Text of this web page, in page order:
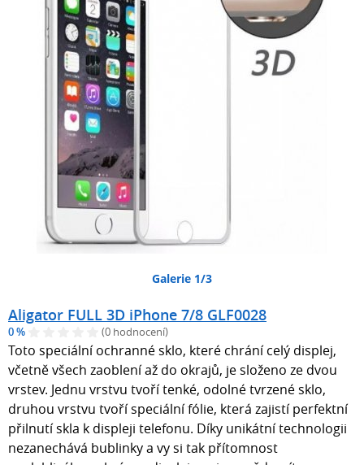
Galerie 1/3
Aligator FULL 3D iPhone 7/8 GLF0028
0 % (0 hodnocení)
Toto speciální ochranné sklo, které chrání celý displej,
včetně všech zaoblení až do okrajů, je složeno ze dvou
vrstev. Jednu vrstvu tvoří tenké, odolné tvrzené sklo,
druhou vrstvu tvoří speciální fólie, která zajistí perfektní
přilnutí skla k displeji telefonu. Díky unikátní technologii
nezanechává bublinky a vy si tak přítomnost